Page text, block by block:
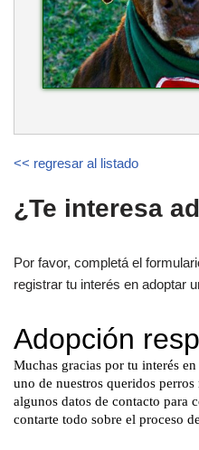
<< regresar al listado
¿Te interesa
Por favor, completá el
registrar tu interés en adoptar